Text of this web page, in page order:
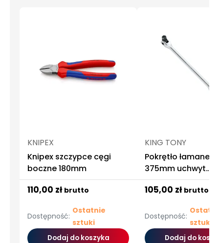
KNIPEX
Knipex szczypce cęgi
boczne 180mm
110,00 zł brutto
Dostępność:
Ostatnie
sztuki
Dodaj do koszyka
KING TONY
Pokrętło łamane
375mm uchwyt
moletowany king
105,00 zł brutto
Dostępność:
sztuki
Dodaj do